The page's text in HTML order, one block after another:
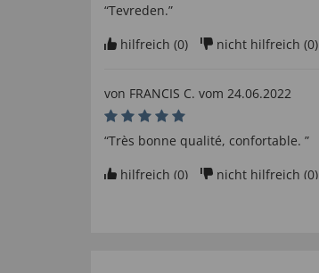
“Tevreden.”
hilfreich (0) nicht hilfreich (0)
von FRANCIS C. vom 24.06.2022
“Très bonne qualité, confortable. ”
hilfreich (0) nicht hilfreich (0)